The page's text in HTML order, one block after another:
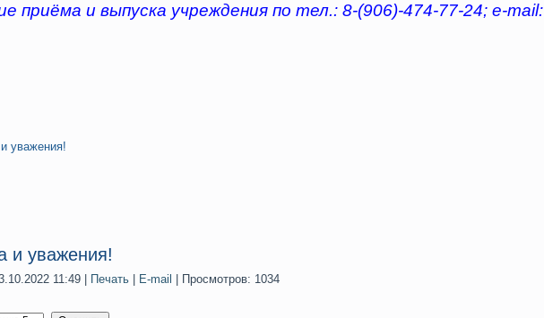
приёма и выпуска учреждения по тел.: 8-(906)-474-77-24; e-mail:
уважения!
и уважения!
11:49 Печать E-mail | Просмотров: 1034